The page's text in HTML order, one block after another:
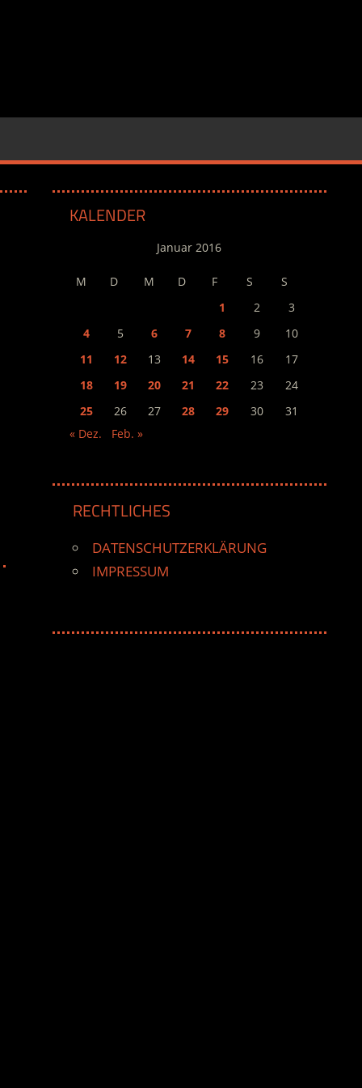
KALENDER
Januar 2016
M D M D F S
S
1
2
3
4
5 6 7 8 9
10
11
12 13 14 15 16
17
18
19 20 21 22 23
24
25
26 27 28 29 30
31
« Dez.
Feb. »
RECHTLICHES
DATENSCHUTZERKLÄRUNG
IMPRESSUM